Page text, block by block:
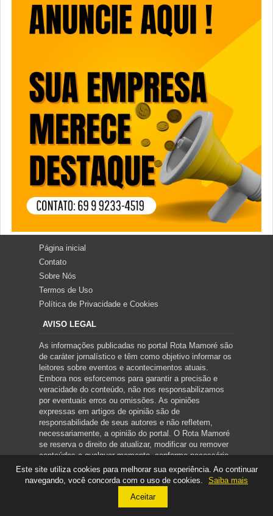
Página inicial
Contato
Sobre Nós
Termos de Uso
Política de Privacidade e Cookies
AVISO LEGAL
As informações publicadas no portal Rota Mamoré são
de caráter jornalístico e têm como objetivo informar os
leitores sobre eventos e acontecimentos atuais.
Embora nos esforcemos para garantir a precisão e
veracidade do conteúdo, não nos responsabilizamos
por eventuais erros ou omissões. As opiniões
expressas em artigos de opinião são de
responsabilidade de seus autores e não refletem,
necessariamente, a opinião do portal. O Rota Mamoré
se reserva o direito de atualizar, modificar ou remover
conteúdos a qualquer momento, conforme necessário.
Este site utiliza cookies para melhorar sua experiência. Ao continuar
navegando, você concorda com o uso de cookies.
Saiba mais
Aceitar
Copyright ©2026ROTA MAMORÉ
Sora Templates&